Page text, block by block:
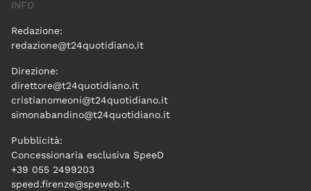
INFO
Redazione:
redazione@t24quotidiano.it
Direzione:
direttore@t24quotidiano.it
cristianomeoni@t24quotidiano.it
simonabandino@t24quotidiano.it
Pubblicità:
Concessionaria esclusiva SpeeD
+39 055 2499203
speed.firenze@speweb.it